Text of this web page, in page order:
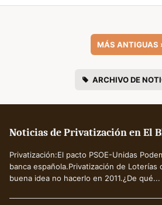
MÁS ANTIGUAS
ARCHIVO DE
Noticias de Privatización en El
Privatización:El pacto PSOE-Unidas
banca española.Privatización de Loterías
buena idea no hacerlo en 2011.¿De qué...